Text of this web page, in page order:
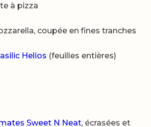
à pizza
coupée en fines tranches
Helios (feuilles entières)
Sweet N Neat, écrasées et